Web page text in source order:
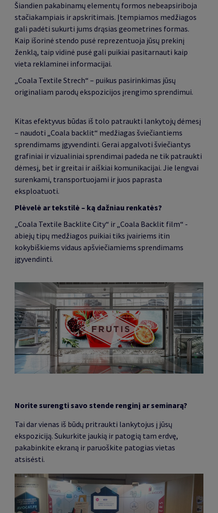
Šiandien pakabinamų elementų formos nebeapsiriboja
stačiakampiais ir apskritimais. Įtempiamos medžiagos
gali padėti sukurti jums drąsias geometrines formas.
Kaip išorinė stendo pusė reprezentuoja jūsų prekinį
ženklą, taip vidinė pusė gali puikiai pasitarnauti kaip
vieta reklaminei informacijai.
„Coala Textile Strech“ – puikus pasirinkimas jūsų
originaliam parodų ekspozicijos įrengimo sprendimui.
Kitas efektyvus būdas iš tolo patraukti lankytojų dėmesį
– naudoti „Coala backlit“ medžiagas šviečiantiems
sprendimams įgyvendinti. Gerai apgalvoti šviečiantys
grafiniai ir vizualiniai sprendimai padeda ne tik patraukti
dėmesį, bet ir greitai ir aiškiai komunikacijai. Jie lengvai
surenkami, transportuojami ir juos paprasta
eksploatuoti.
Plėvelė ar tekstilė – ką dažniau renkatės?
„Coala Textile Backlite City“ ir „Coala Backlit film“ -
abiejų tipų medžiagos puikiai tiks įvairiems itin
kokybiškiems vidaus apšviečiamiems sprendimams
įgyvendinti.
Norite surengti savo stende renginį ar seminarą?
Tai dar vienas iš būdų pritraukti lankytojus į jūsų
ekspoziciją. Sukurkite jaukią ir patogią tam erdvę,
pakabinkite ekraną ir paruoškite patogias vietas
atsisėsti.